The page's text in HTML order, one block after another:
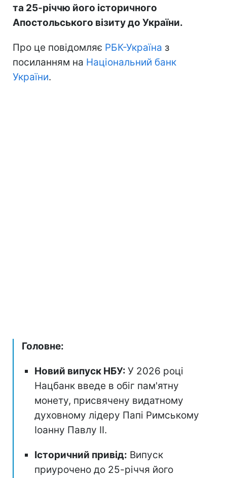
та 25-річчю його історичного
Апостольського візиту до України.
Про це повідомляє РБК-Україна з
посиланням на Національний банк
України.
Головне:
Новий випуск НБУ: У 2026 році
Нацбанк введе в обіг пам'ятну
монету, присвячену видатному
духовному лідеру Папі Римському
Іоанну Павлу II.
Історичний привід: Випуск
приурочено до 25-річчя його